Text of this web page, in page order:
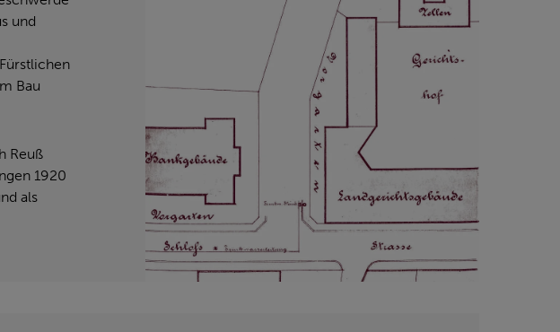
und
Bau
Reuß
1920
als